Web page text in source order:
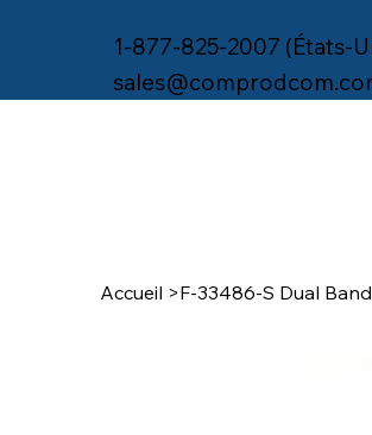
1-877-825-2007 (États-
Accueil >F-33486-S Dual